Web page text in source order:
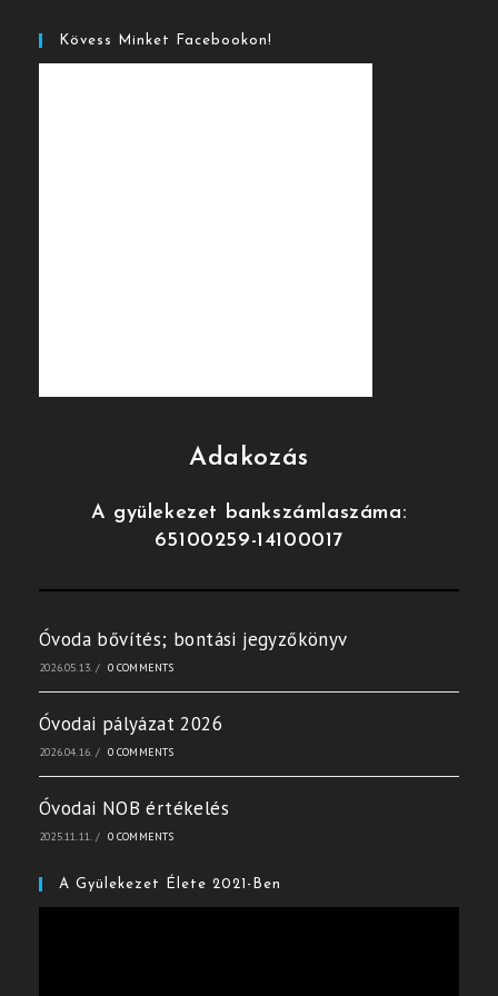
Kövess Minket Facebookon!
Adakozás
A gyülekezet bankszámlaszáma:
65100259-14100017
Óvoda bővítés; bontási jegyzőkönyv
2026.05.13. / 0 COMMENTS
Óvodai pályázat 2026
2026.04.16. / 0 COMMENTS
Óvodai NOB értékelés
2025.11.11. / 0 COMMENTS
A Gyülekezet Élete 2021-Ben